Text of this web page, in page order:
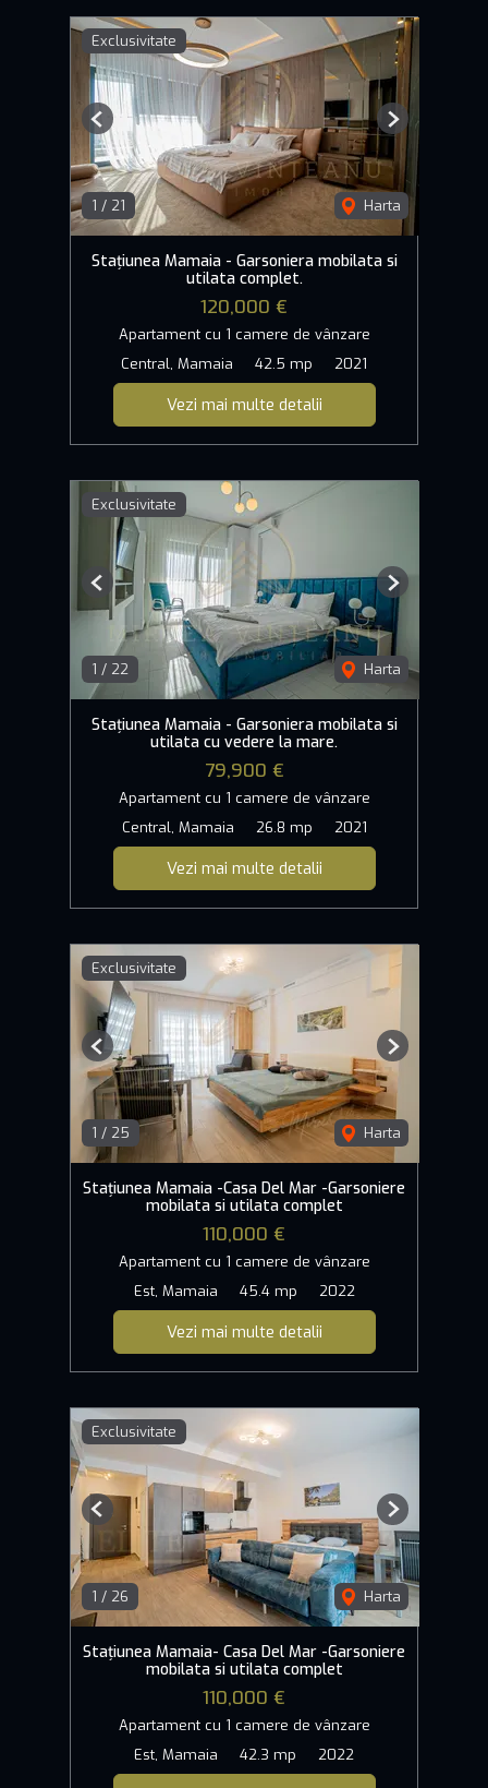
Exclusivitate
1 / 21 Harta
Previous Next
Stațiunea Mamaia - Garsoniera mobilata si
utilata complet.
120,000 €
Apartament cu 1 camere de vânzare
Central, Mamaia
42.5 mp 2021
Vezi mai multe detalii
Exclusivitate
1 / 22 Harta
Previous Next
Stațiunea Mamaia - Garsoniera mobilata si
utilata cu vedere la mare.
79,900 €
Apartament cu 1 camere de vânzare
Central, Mamaia
26.8 mp 2021
Vezi mai multe detalii
Exclusivitate
1 / 25 Harta
Previous Next
Stațiunea Mamaia -Casa Del Mar -Garsoniere
mobilata si utilata complet
110,000 €
Apartament cu 1 camere de vânzare
Est, Mamaia
45.4 mp 2022
Vezi mai multe detalii
Exclusivitate
1 / 26 Harta
Previous Next
Stațiunea Mamaia- Casa Del Mar -Garsoniere
mobilata si utilata complet
110,000 €
Apartament cu 1 camere de vânzare
Est, Mamaia
42.3 mp 2022